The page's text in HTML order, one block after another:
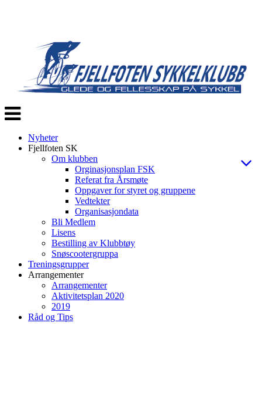
Veksle
navigasjon
Nyheter
Fjellfoten SK
Om klubben
Orginasjonsplan FSK
Referat fra Årsmøte
Oppgaver for styret og gruppene
Vedtekter
Organisasjondata
Bli Medlem
Lisens
Bestilling av Klubbtøy
Snøscootergruppa
Treningsgrupper
Arrangementer
Arrangementer
Aktivitetsplan 2020
2019
Råd og Tips